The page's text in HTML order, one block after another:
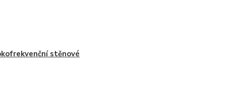
stěnové